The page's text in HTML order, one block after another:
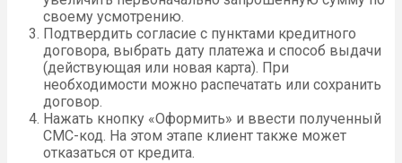
своему усмотрению.
Подтвердить согласие с пунктами кредитного
договора, выбрать дату платежа и способ выдачи
(действующая или новая карта). При
необходимости можно распечатать или сохранить
договор.
Нажать кнопку «Оформить» и ввести полученный
СМС-код. На этом этапе клиент также может
отказаться от кредита.